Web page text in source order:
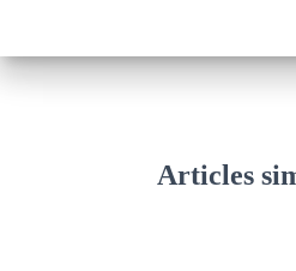
Articles